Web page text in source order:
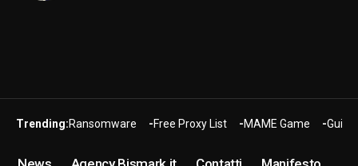
Trending:Ransomware Free Proxy List MAME Game Guide